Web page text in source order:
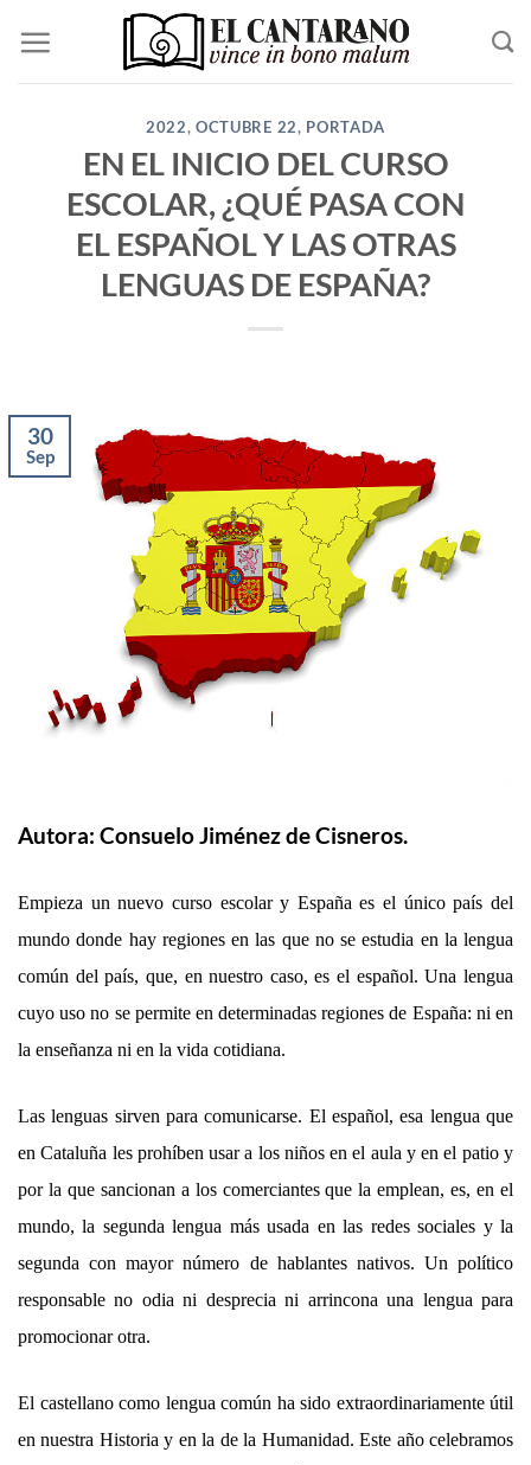
contenido
2022,OCTUBRE 22, PORTADA
EN EL INICIO DEL CURSO
ESCOLAR, ¿QUÉ PASA CON
EL ESPAÑOL Y LAS OTRAS
LENGUAS DE ESPAÑA?
30
Sep
Autora: Consuelo Jiménez de Cisneros.
Empieza un nuevo curso escolar y España es el único país del
mundo donde hay regiones en las que no se estudia en la lengua
común del país, que, en nuestro caso, es el español. Una lengua
cuyo uso no se permite en determinadas regiones de España: ni en
la enseñanza ni en la vida cotidiana.
Las lenguas sirven para comunicarse. El español, esa lengua que
en Cataluña les prohíben usar a los niños en el aula y en el patio y
por la que sancionan a los comerciantes que la emplean, es, en el
mundo, la segunda lengua más usada en las redes sociales y la
segunda con mayor número de hablantes nativos. Un político
responsable no odia ni desprecia ni arrincona una lengua para
promocionar otra.
El castellano como lengua común ha sido extraordinariamente útil
en nuestra Historia y en la de la Humanidad. Este año celebramos